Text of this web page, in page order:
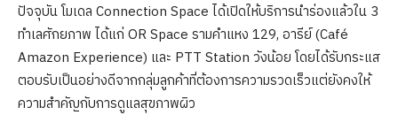
ปัจจุบัน โมเดล Connection Space ได้เปิดให้บริการนำร่องแล้วใน 3
ทำเลศักยภาพ ได้แก่ OR Space รามคำแหง 129, อารีย์ (Café
Amazon Experience) และ PTT Station วังน้อย โดยได้รับกระแส
ตอบรับเป็นอย่างดีจากกลุ่มลูกค้าที่ต้องการความรวดเร็วแต่ยังคงให้
ความสำคัญกับการดูแลสุขภาพผิว